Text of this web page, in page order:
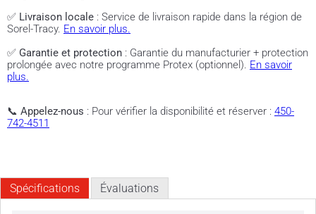
✅ Livraison locale : Service de livraison rapide dans la région de
Sorel-Tracy. En savoir plus.
✅ Garantie et protection : Garantie du manufacturier + protection
prolongée avec notre programme Protex (optionnel). En savoir
plus.
📞 Appelez-nous : Pour vérifier la disponibilité et réserver : 450-
742-4511
Spécifications Évaluations